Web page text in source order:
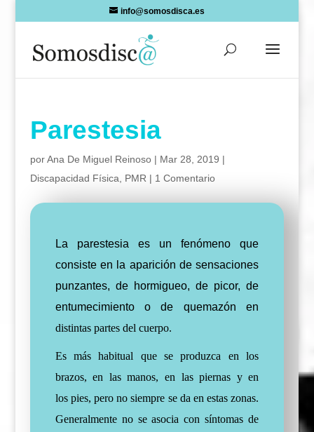
info@somosdisca.es
Parestesia
porAna De Miguel Reinoso| Mar 28, 2019 |
Discapacidad Física
PMR | 1 Comentario
La parestesia es un fenómeno que
consiste en la aparición de sensaciones
punzantes, de hormigueo, de picor, de
entumecimiento o de quemazón en
distintas partes del cuerpo.
Es más habitual que se produzca en los
brazos, en las manos, en las piernas y en
los pies, pero no siempre se da en estas zonas.
Generalmente no se asocia con síntomas de